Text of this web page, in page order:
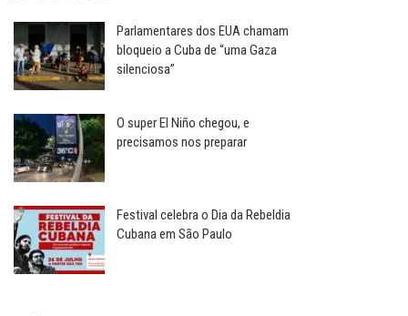
Parlamentares dos EUA chamam
bloqueio a Cuba de “uma Gaza
silenciosa”
O super El Niño chegou, e
precisamos nos preparar
Festival celebra o Dia da Rebeldia
Cubana em São Paulo